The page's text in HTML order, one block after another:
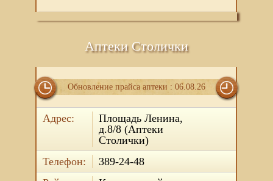
Аптеки Столички
Обновление прайса аптеки : 06.08.26
Адрес:
Площадь Ленина,
д.8/8 (Аптеки
Столички)
Телефон:
389-24-48